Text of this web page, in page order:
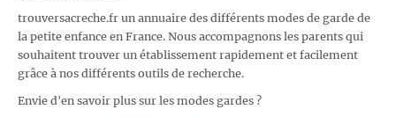
trouversacreche.fr un annuaire des différents modes de garde de
la petite enfance en France. Nous accompagnons les parents qui
souhaitent trouver un établissement rapidement et facilement
grâce à nos différents outils de recherche.
Envie d'en savoir plus sur les modes gardes ?